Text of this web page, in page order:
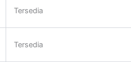
Tersedia
Tersedia